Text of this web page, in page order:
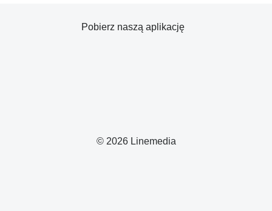
© 2026 Linemedia
Pobierz naszą aplikację